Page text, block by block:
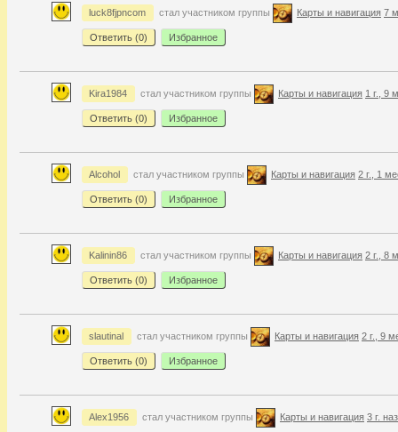
luck8fjpncom стал участником группы Карты и навигация 7
Ответить (0) Избранное
Kira1984 стал участником группы Карты и навигация 1 г., 9
Ответить (0) Избранное
Alcohol стал участником группы Карты и навигация 2 г., 1
Ответить (0) Избранное
Kalinin86 стал участником группы Карты и навигация 2 г., 8
Ответить (0) Избранное
slautinal стал участником группы Карты и навигация 2 г., 9
Ответить (0) Избранное
Alex1956 стал участником группы Карты и навигация 3 г.